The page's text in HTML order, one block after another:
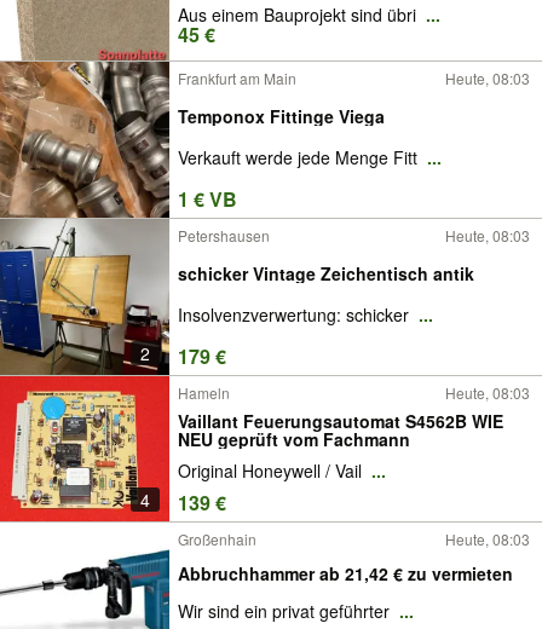
Aus einem Bauprojekt sind übri ...
45 €
Frankfurt am Main Heute, 08:03
Temponox Fittinge Viega
Verkauft werde jede Menge Fitt ...
1 € VB
2
Petershausen Heute, 08:03
schicker Vintage Zeichentisch antik
Insolvenzverwertung: schicker ...
179 €
4
Hameln Heute, 08:03
Vaillant Feuerungsautomat S4562B WIE
NEU geprüft vom Fachmann
Original Honeywell / Vail ...
139 €
Großenhain Heute, 08:03
Abbruchhammer ab 21,42 € zu vermieten
Wir sind ein privat geführter ...